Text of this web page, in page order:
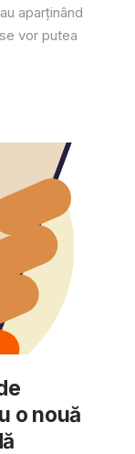
aparținând
vor putea
o nouă